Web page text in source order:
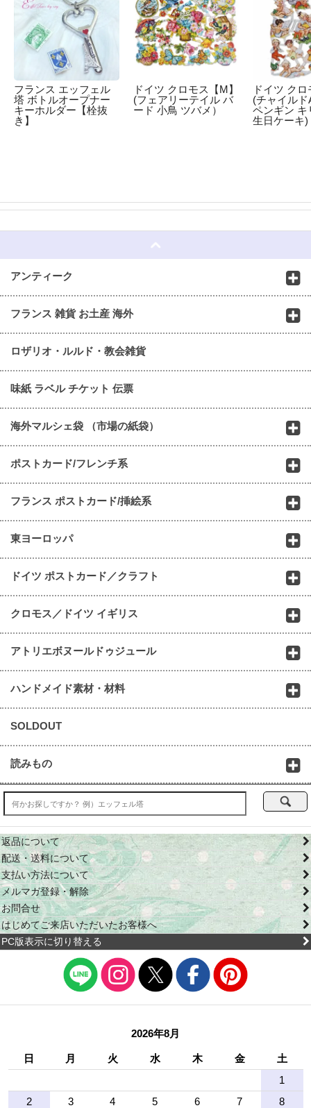
フランス エッフェル
塔 ボトルオープナー
キーホルダー【栓抜
き】
ドイツ クロモス【M】
(フェアリーテイル バ
ード 小鳥 ツバメ）
ドイツ ク
(チャイルド
ペンギン キ
生日ケーキ)
アンティーク
フランス 雑貨 お土産 海外
ロザリオ・ルルド・教会雑貨
味紙 ラベル チケット 伝票
海外マルシェ袋 （市場の紙袋）
ポストカード/フレンチ系
フランス ポストカード/挿絵系
東ヨーロッパ
ドイツ ポストカード／クラフト
クロモス／ドイツ イギリス
アトリエボヌールドゥジュール
ハンドメイド素材・材料
SOLDOUT
読みもの
返品について
配送・送料について
支払い方法について
メルマガ登録・解除
お問合せ
はじめてご来店いただいたお客様へ
PC版表示に切り替える
2026年8月
日 月 火 水 木 金
土
1
2
3 4 5 6 7
8